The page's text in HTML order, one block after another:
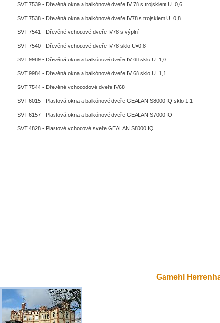
SVT 7539 - Dřevěná okna a balkónové dveře IV 78 s trojsklem U=0,6
SVT 7538 - Dřevěná okna a balkónové dveře IV78 s trojsklem U=0,8
SVT 7541 - Dřevěné vchodové dveře IV78 s výplní
SVT 7540 - Dřevěné vchodové dveře IV78 sklo U=0,8
SVT 9989 - Dřevěná okna a balkónové dveře IV 68 sklo U=1,0
SVT 9984 - Dřevěná okna a balkónové dveře IV 68 sklo U=1,1
SVT 7544 - Dřevěné vchododové dveře IV68
SVT 6015 - Plastová okna a balkónové dveře GEALAN S8000 IQ sklo 1,1
SVT 6157 - Plastová okna a balkónové dveře GEALAN S7000 IQ
SVT 4828 - Plastové vchodové sveře GEALAN S8000 IQ
Gamehl